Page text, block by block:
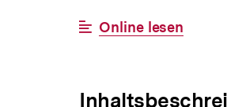
Interner
Online lesen